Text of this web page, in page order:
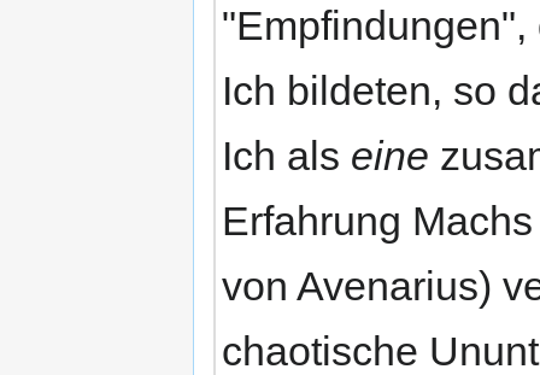
Ich bildeten, so
Ich als eine
Erfahrung
von Avenarius)
chaotische